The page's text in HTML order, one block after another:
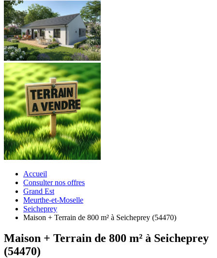
Accueil
Consulter nos offres
Grand Est
Meurthe-et-Moselle
Seicheprey
Maison + Terrain de 800 m² à Seicheprey (54470)
Maison + Terrain de 800 m² à Seicheprey
(54470)